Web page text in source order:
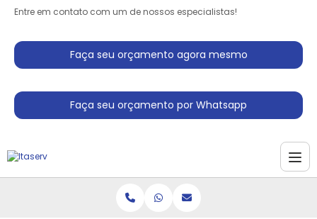
Entre em contato com um de nossos especialistas!
Faça seu orçamento agora mesmo
Faça seu orçamento por Whatsapp